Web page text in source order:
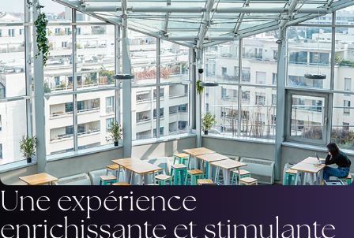
Une expérience
enrichissante et stimulante